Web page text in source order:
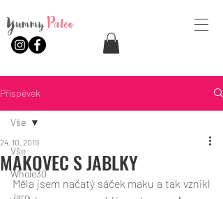
YummyPaleo
Příspěvek
Vše
Whole30
Jaro
Vše
MAKOVEC S JABLKY
24. 10. 2019
Měla jsem načatý sáček maku a tak vznikl